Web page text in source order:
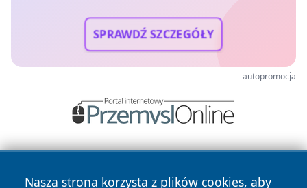
SPRAWDŹ SZCZEGÓŁY
autopromocja
Nasza strona korzysta z plików cookies, aby